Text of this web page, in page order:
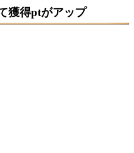
獲得ptがアップ